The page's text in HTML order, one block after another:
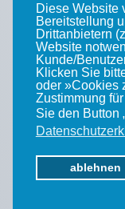
Diese Website
Bereitstellung
Drittanbietern
Website
Kunde/
Klicken Sie
oder »Cookies
Zustimmung
Sie den Button
ablehnen